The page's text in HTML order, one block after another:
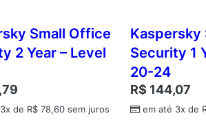
Small Office
2 Year – Level
de R$78,60sem juros
Kaspersky
Security 1
20-24
R$ 144,07
em até 3x de